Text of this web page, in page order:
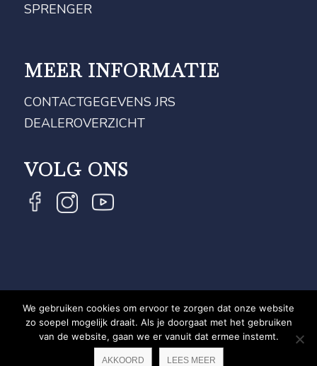
SPRENGER
MEER INFORMATIE
CONTACTGEGEVENS JRS
DEALEROVERZICHT
VOLG ONS
COPYRIGHT JRS - EQUESTRIAN BRAND EXPERT -
PRIVACYVERKLARING
WEBSITE DOOR NEWMORE
We gebruiken cookies om ervoor te zorgen dat onze website
zo soepel mogelijk draait. Als je doorgaat met het gebruiken
van de website, gaan we er vanuit dat ermee instemt.
AKKOORD LEES MEER